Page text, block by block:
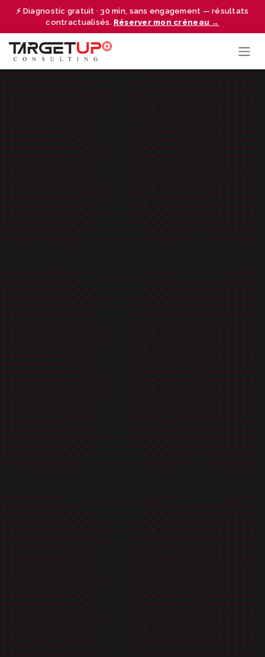
⚡ Diagnostic gratuit · 30 min, sans engagement — résultats
contractualisés. Réserver mon créneau →
Se rendre au contenu